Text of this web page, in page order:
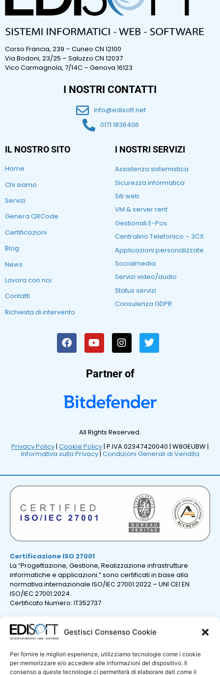
Gestisci Consenso Cookie
Per fornire le migliori esperienze, utilizziamo tecnologie come i cookie
per memorizzare e/o accedere alle informazioni del dispositivo. Il
consenso a queste tecnologie ci permetterà di elaborare dati come il
Corso Francia, 239 – Cuneo CN 12100
Via Bodoni, 23/25 – Saluzzo CN 12037
Vico Carmagnola, 7/14C – Genova 16123
I NOSTRI CONTATTI
info@edisoft.net
0171 1836406
IL NOSTRO SITO
Home
Chi siamo
Servizi
Genera QRCode
Certificazioni
Blog
News
Lavora con noi
Contatti
Richiesta di intervento
I NOSTRI SERVIZI
Assistenza sistemistica
Sicurezza informatica
Siti web
VM & server rent
Gestionali E-Pos
Centralino Telefonico – 3CX
Applicazioni personalizzate
Socialmedia
Servizi video/audio
Status servizi
Consulenza GDPR
Partner of
All Rights Reserved.
Privacy Policy| Cookie Policy| P.IVA 02347420040 | W8GEUBW |
Informativa sulla Privacy| Condizioni Generali di Vendita
Certificazione ISO 27001
La “Progettazione, Gestione, Realizzazione infrastrutture
informatiche e applicazioni.” sono certificati in base alla
normativa internazionale ISO/IEC 27001:2022 – UNI CEI EN
ISO/IEC 27001:2024.
Certificato Numero: IT352737